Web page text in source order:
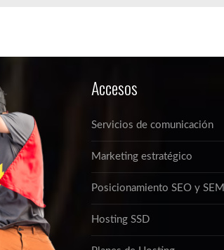
Accesos
Servicios de comunicación
Marketing estratégico
Posicionamiento SEO y SEM
Hosting SSD